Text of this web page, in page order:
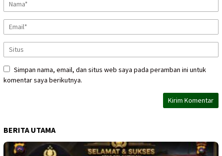
Simpan nama, email, dan situs web saya pada peramban ini untuk
komentar saya berikutnya.
BERITA UTAMA